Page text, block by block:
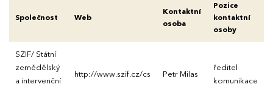
Společnost Web
Kontaktní
osoba
Pozice
kontaktní
osoby
SZIF/ Státní
zemědělský
a intervenční
http://www.szif.cz/cs Petr Milas
ředitel
komunikace